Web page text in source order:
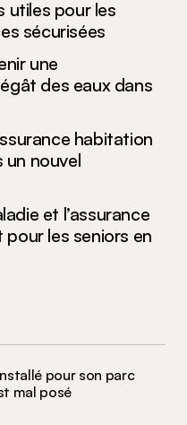
utiles pour les
sécurisées
une
des eaux dans
habitation
un nouvel
et l’assurance
les seniors en
pour son parc
mal posé